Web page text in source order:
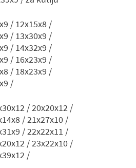
/ 12x15x8 /
/ 13x30x9 /
/ 14x32x9 /
/ 16x23x9 /
/ 18x23x9 /
/
/ 20x20x12 /
/ 21x27x10 /
/ 22x22x11 /
/ 23x22x10 /
/